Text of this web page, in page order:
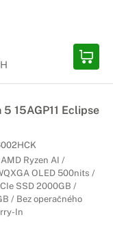
5 15AGP11 Eclipse
Ryzen AI /
OLED 500nits /
SSD 2000GB /
/ Bez operačného
In